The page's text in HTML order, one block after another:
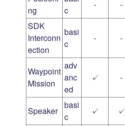
ng
c
- -
SDK
Interconn
ection
basi
c
- -
Waypoint
Mission
adv
anc
ed
✓ -
Speaker
basi
c
✓ ✓